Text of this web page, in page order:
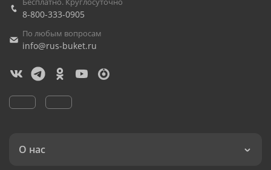
8-800-333-0905
По любым вопросам
info@rus-buket.ru
О нас